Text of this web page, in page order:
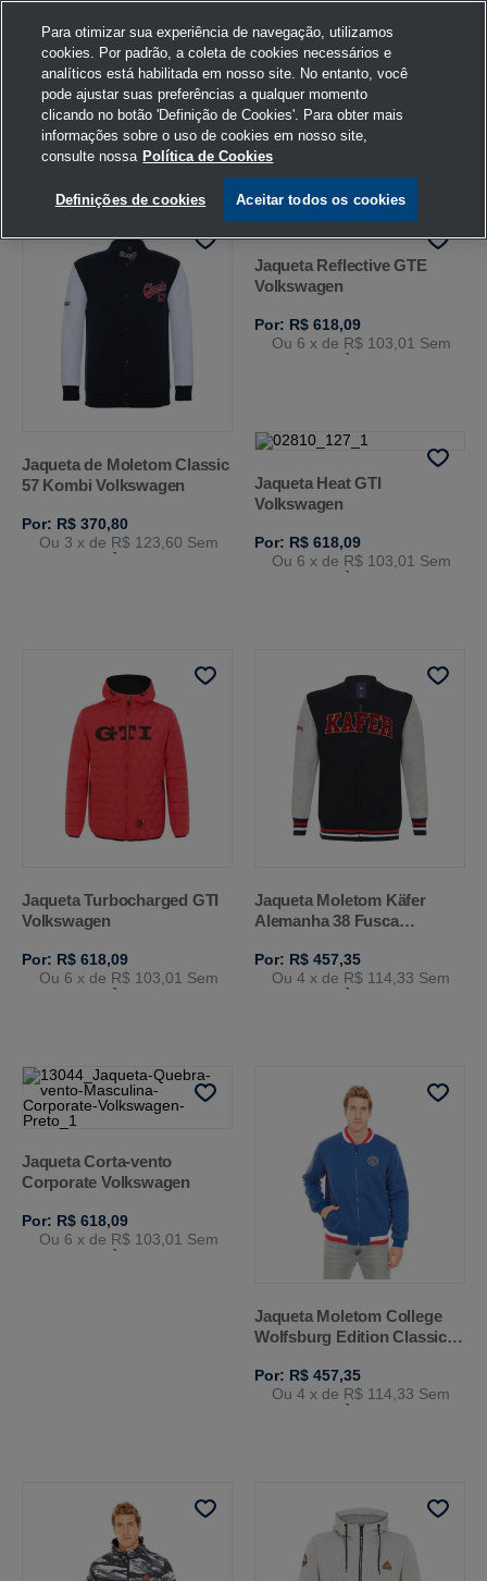
Home Volkswagen Vestuário Jaqueta Masculino
FILTRAR Ordenar por
Jaqueta de Moletom Classic
57 Kombi Volkswagen
Por: R$ 370,80
Ou 3 x de R$ 123,60 Sem
Juros
Jaqueta Reflective GTE
Volkswagen
Por: R$ 618,09
Ou 6 x de R$ 103,01 Sem
Juros
Jaqueta Heat GTI
Volkswagen
Por: R$ 618,09
Ou 6 x de R$ 103,01 Sem
Juros
Jaqueta Turbocharged GTI
Volkswagen
Por: R$ 618,09
Ou 6 x de R$ 103,01 Sem
Juros
Jaqueta Moletom Käfer
Alemanha 38 Fusca
Por: R$ 457,35
Ou 4 x de R$ 114,33 Sem
Juros
Jaqueta Corta-vento
Corporate Volkswagen
Por: R$ 618,09
Ou 6 x de R$ 103,01 Sem
Juros
Jaqueta Moletom College
Wolfsburg Edition Classic
Por: R$ 457,35
Ou 4 x de R$ 114,33 Sem
Juros
Para otimizar sua experiência de navegação, utilizamos
cookies. Por padrão, a coleta de cookies necessários e
analíticos está habilitada em nosso site. No entanto, você
pode ajustar suas preferências a qualquer momento
clicando no botão 'Definição de Cookies'. Para obter mais
informações sobre o uso de cookies em nosso site,
consulte nossa Política de Cookies
Definições de cookies Aceitar todos os cookies